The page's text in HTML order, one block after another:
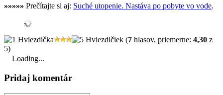
»»»»» Prečítajte si aj: Suché utopenie. Nastáva po pobyte vo vode.
(7 hlasov, priemerne: 4,30 z
5)
Loading...
Pridaj komentár